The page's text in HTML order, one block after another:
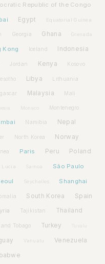
Republic of the Congo
Egypt Equatorial Guinea
Georgia Ghana Grenada
Kong Iceland Indonesia
Jordan Kenya Kosovo
Lesotho Libya Lithuania
Malaysia Mali
Monaco Montenegro
Namibia Nepal
North Korea Norway
Paris Peru Poland
Lucia Samoa São Paulo
Seychelles Shanghai
South Korea Spain
Tajikistan Thailand
Tobago Turkey Tuvalu
Vanuatu Venezuela